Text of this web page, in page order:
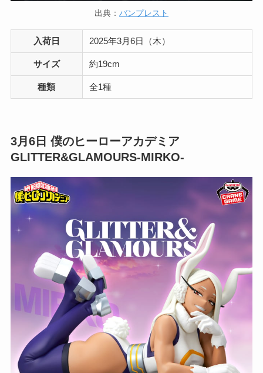
出典： バンプレスト
入荷日 2025年3月6日（木）
サイズ 約19cm
種類 全1種
3月6日 僕のヒーローアカデミア
GLITTER&GLAMOURS-MIRKO-